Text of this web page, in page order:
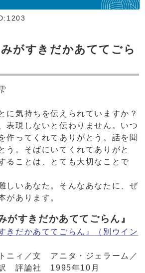
みがすきだかあててごら
に気持ちを伝えられていますか？
表現しないと伝わりません。いつ
作ってくれてありがとう。話を聞
う。そばにいてくれてありがと
ることは、とても大切なことで
しいあなた。そんなあなたに、ぜ
があります。
がすきだかあててごらん』
きだかあててごらん』
（別ウイン
ニィ／文 アニタ・ジェラーム／
評論社 1995年10月